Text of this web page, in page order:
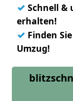
✓ Schnell &
erhalten!
✓ Finden
Umzug!